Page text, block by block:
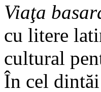
Viaţa
cu litere
cultural
În cel dintăi